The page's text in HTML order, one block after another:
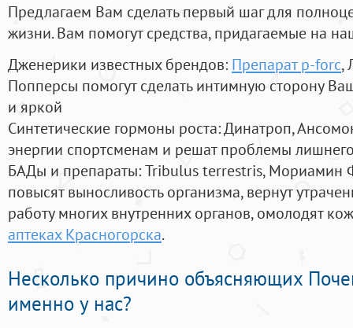
Предлагаем Вам сделать первый шаг для
жизни. Вам помогут средства, придагаемые на
Дженерики известных брендов: Препарат p-forc,
Попперсы помогут сделать интимную сторону
и яркой
Синтетические гормоны роста: Динатроп,
энергии спортсменам и решат проблемы
БАДы и препараты:Tribulus terrestris, Мориамин
повысят выносливость организма, вернут
работу многих внутренних органов, омолодят
аптеках Красногорска.
Несколько причино объясняющих
именно у нас?